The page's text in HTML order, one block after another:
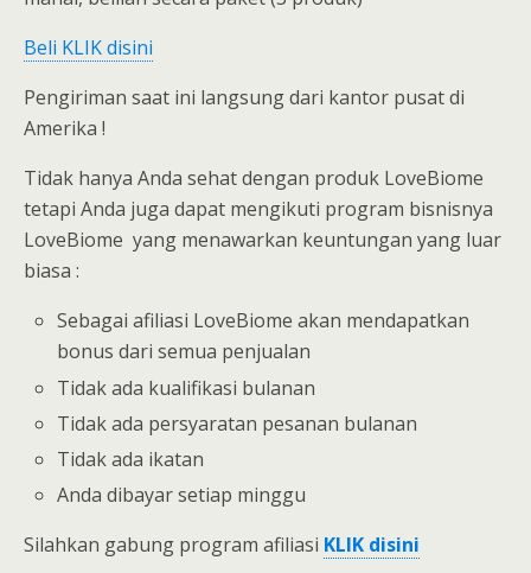
Beli KLIK disini
Pengiriman saat ini langsung dari kantor pusat di
Amerika !
Tidak hanya Anda sehat dengan produk LoveBiome
tetapi Anda juga dapat mengikuti program bisnisnya
LoveBiome yang menawarkan keuntungan yang luar
biasa :
Sebagai afiliasi LoveBiome akan mendapatkan
bonus dari semua penjualan
Tidak ada kualifikasi bulanan
Tidak ada persyaratan pesanan bulanan
Tidak ada ikatan
Anda dibayar setiap minggu
Silahkan gabung program afiliasi KLIK disini